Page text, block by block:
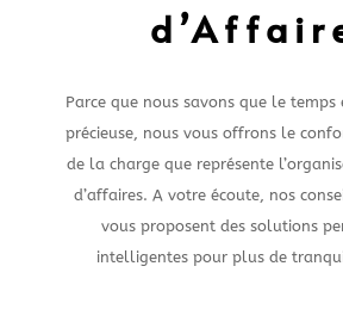
Parce que nous savons que le temps
précieuse, nous vous offrons le
de la charge que représente
d’affaires. A votre écoute, nos
vous proposent des solutions
intelligentes pour plus de